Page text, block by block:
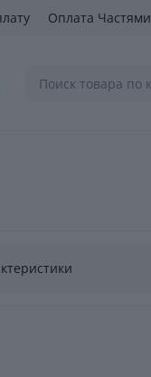
Оплата Частями